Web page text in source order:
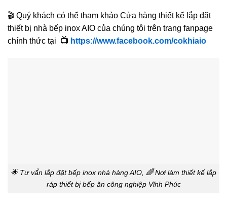
🎬 Quý khách có thể tham khảo Cửa hàng thiết kế lắp đặt
thiết bị nhà bếp inox AIO của chúng tôi trên trang fanpage
chính thức tại 📺 https://www.facebook.com/cokhiaio
🌟 Tư vấ́n lắp đặt bếp inox nhà hàng AIO, 🌈 Nơi làm thiết kế lắp
ráp thiết bị bếp ăn công nghiệp Vĩnh Phúc